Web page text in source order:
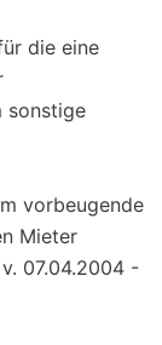
die eine
sonstige
vorbeugende
Mieter
07.04.2004 -